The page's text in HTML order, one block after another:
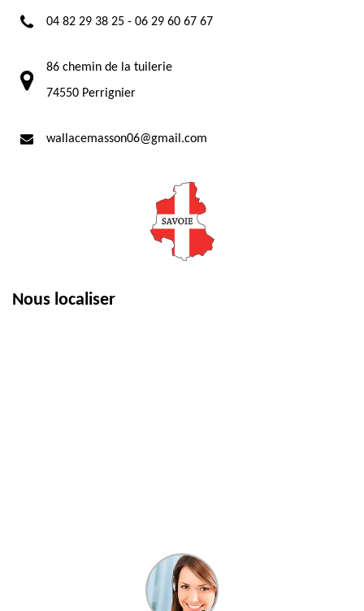
04 82 29 38 25 - 06 29 60 67 67
86 chemin de la tuilerie
74550 Perrignier
wallacemasson06@gmail.com
Nous localiser